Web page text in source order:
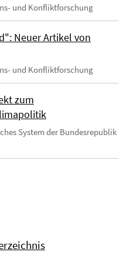
und Konfliktforschung
Neuer Artikel von
und Konfliktforschung
zum
System der Bundesrepublik